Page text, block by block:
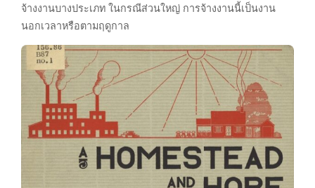
จ้างงานบางประเภท ในกรณีส่วนใหญ่ การจ้างงานนี้เป็นงาน
นอกเวลาหรือตามฤดูกาล